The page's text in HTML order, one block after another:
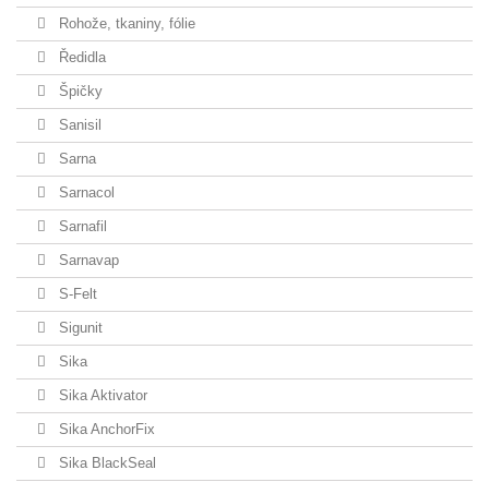
Rohože, tkaniny, fólie
Ředidla
Špičky
Sanisil
Sarna
Sarnacol
Sarnafil
Sarnavap
S-Felt
Sigunit
Sika
Sika Aktivator
Sika AnchorFix
Sika BlackSeal